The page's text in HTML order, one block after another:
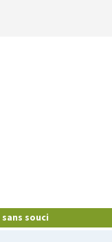
sans souci